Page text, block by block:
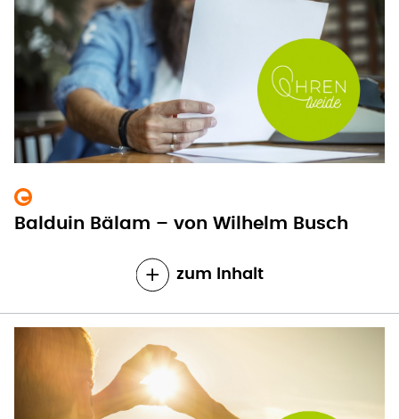
Balduin Bälam – von Wilhelm Busch
zum Inhalt